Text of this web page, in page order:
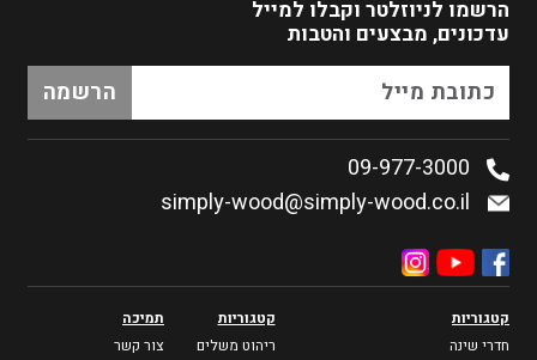
הרשמו לניוזלטר וקבלו למייל
עדכונים, מבצעים והטבות
09-977-3000
simply-wood@simply-wood.co.il
קטגוריות
חדרי שינה
קטגוריות
ריהוט משלים
תמיכה
צור קשר